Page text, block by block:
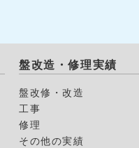
盤改造・修理実績
盤改修・改造
工事
修理
その他の実績